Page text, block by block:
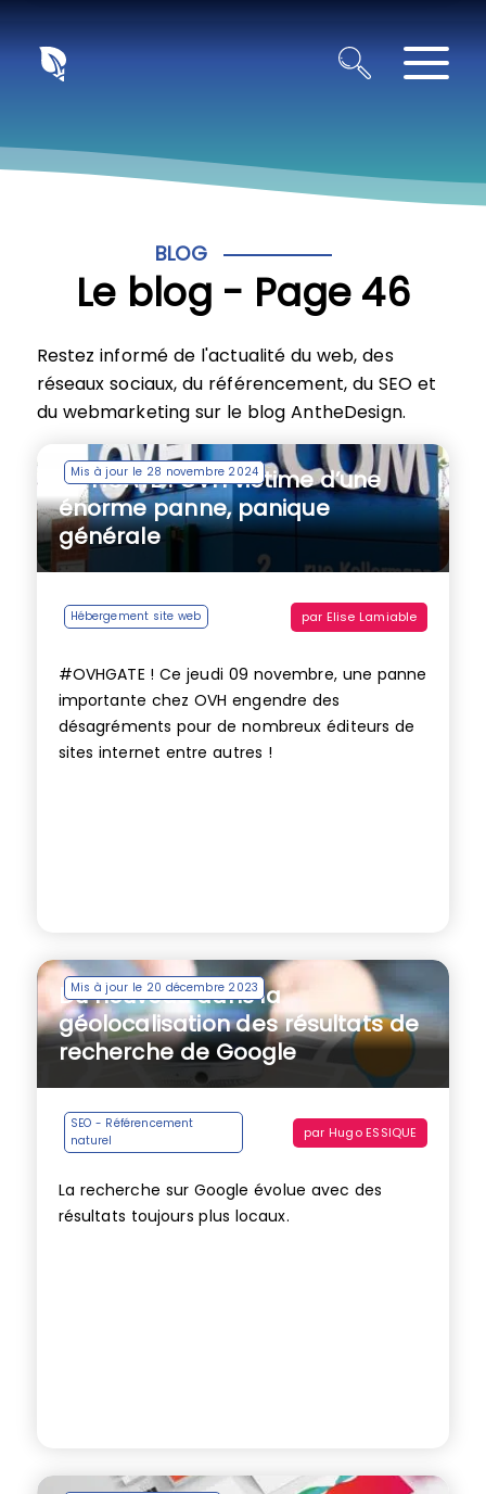
BLOG
Le blog - Page 46
Restez informé de l'actualité du web, des
réseaux sociaux, du référencement, du SEO et
du webmarketing sur le blog AntheDesign.
Mis à jour le 28 novembre 2024
OVHGATE : OVH victime d’une
énorme panne, panique
générale
Hébergement site web par Elise Lamiable
#OVHGATE ! Ce jeudi 09 novembre, une panne
importante chez OVH engendre des
désagréments pour de nombreux éditeurs de
sites internet entre autres !
Mis à jour le 20 décembre 2023
Du nouveau dans la
géolocalisation des résultats de
recherche de Google
SEO - Référencement
naturel
par Hugo ESSIQUE
La recherche sur Google évolue avec des
résultats toujours plus locaux.
Panneau de gestion des cookies